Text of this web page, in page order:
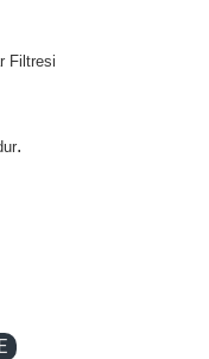
Filtresi
.